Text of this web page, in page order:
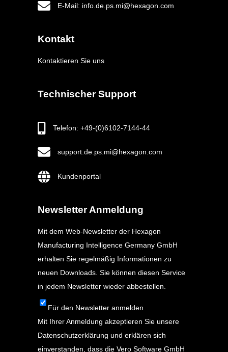
E-Mail: info.de.ps.mi@hexagon.com
Kontakt
Kontaktieren Sie uns
Technischer Support
Telefon: +49-(0)6102-7144-44
support.de.ps.mi@hexagon.com
Kundenportal
Newsletter Anmeldung
Mit dem Web-Newsletter der Hexagon
Manufacturing Intelligence Germany GmbH
erhalten Sie regelmäßig Informationen zu
neuen Downloads. Sie können diesen Service
in jedem Newsletter wieder abbestellen.
Für den Newsletter anmelden
Mit Ihrer Anmeldung akzeptieren Sie unsere
Datenschutzerklärung und erklären sich
einverstanden, dass die Vero Software GmbH